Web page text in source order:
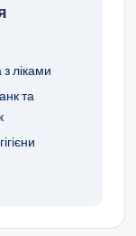
ліками
та